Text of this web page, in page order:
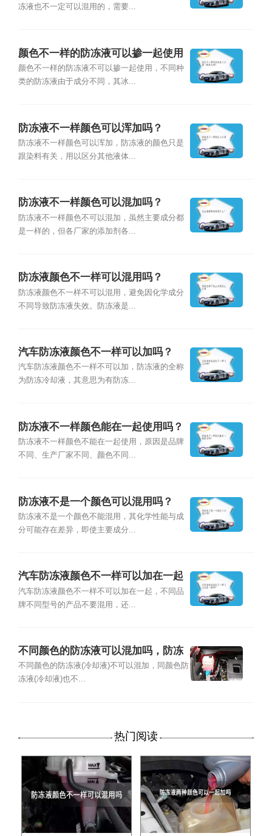
冻液也不一定可以混用的，需要...
颜色不一样的防冻液可以掺一起使用
吗？
颜色不一样的防冻液不可以掺一起使用，不同种
类的防冻液由于成分不同，其冰...
防冻液不一样颜色可以浑加吗？
防冻液不一样颜色可以浑加，防冻液的颜色只是
跟染料有关，用以区分其他液体...
防冻液不一样颜色可以混加吗？
防冻液不一样颜色不可以混加，虽然主要成分都
是一样的，但各厂家的添加剂各...
防冻液颜色不一样可以混用吗？
防冻液颜色不一样不可以混用，避免因化学成分
不同导致防冻液失效。防冻液是...
汽车防冻液颜色不一样可以加吗？
汽车防冻液颜色不一样不可以加，防冻液的全称
为防冻冷却液，其意思为有防冻...
防冻液不一样颜色能在一起使用吗？
防冻液不一样颜色不能在一起使用，原因是品牌
不同、生产厂家不同、颜色不同...
防冻液不是一个颜色可以混用吗？
防冻液不是一个颜色不能混用，其化学性能与成
分可能存在差异，即使主要成分...
汽车防冻液颜色不一样可以加在一起
吗？
汽车防冻液颜色不一样不可以加在一起，不同品
牌不同型号的产品不要混用，还...
不同颜色的防冻液可以混加吗，防冻
液颜色不一样能混加吗
不同颜色的防冻液(冷却液)不可以混加，同颜色防
冻液(冷却液)也不...
热门阅读